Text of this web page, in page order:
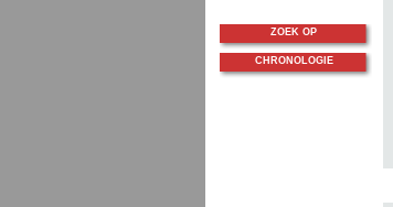
ZOEK OP
CHRONOLOGIE